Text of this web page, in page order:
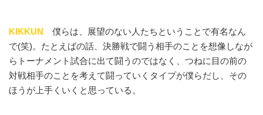
KIKKUN 僕らは、展望のない人たちということで有名なん
で(笑)。たとえばの話、決勝戦で闘う相手のことを想像しなが
らトーナメント試合に出て闘うのではなく、つねに目の前の
対戦相手のことを考えて闘っていくタイプが僕らだし、その
ほうが上手くいくと思っている。